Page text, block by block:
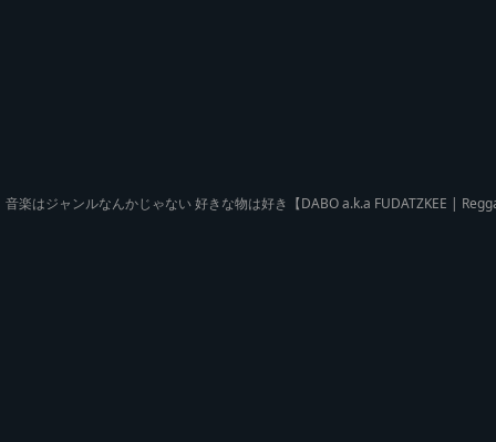
音楽はジャンルなんかじゃない 好きな物は好き【DABO a.k.a FUDATZKEE |